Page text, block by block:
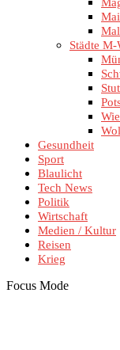
Städte M-
Gesundheit
Sport
Blaulicht
Tech News
Politik
Wirtschaft
Medien / Kultur
Reisen
Krieg
Focus Mode